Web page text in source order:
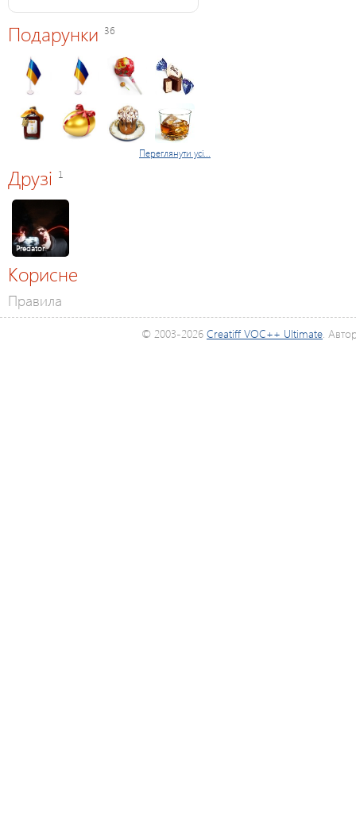
Подарунки 36
Переглянути усі...
Друзі 1
Predator
Корисне
Правила
© 2003-2026 Creatiff VOC++ Ultimate.